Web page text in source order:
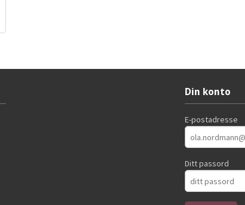
Din konto
E-postadresse
Ditt passord